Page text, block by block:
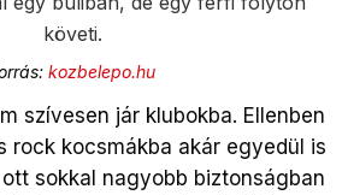
kozbelepo.hu
szívesen jár klubokba. Ellenben
rock kocsmákba akár egyedül is
sokkal nagyobb biztonságban